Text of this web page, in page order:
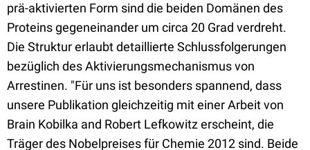
prä-aktivierten Form sind die beiden Domänen des
Proteins gegeneinander um circa 20 Grad verdreht.
Die Struktur erlaubt detaillierte Schlussfolgerungen
bezüglich des Aktivierungsmechanismus von
Arrestinen. "Für uns ist besonders spannend, dass
unsere Publikation gleichzeitig mit einer Arbeit von
Brain Kobilka and Robert Lefkowitz erscheint, die
Träger des Nobelpreises für Chemie 2012 sind. Beide